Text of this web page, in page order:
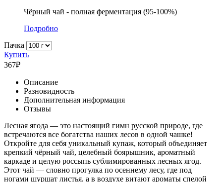
Чёрный чай - полная ферментация (95-100%)
Подробно
Пачка
Купить
367₽
Описание
Разновидность
Дополнительная информация
Отзывы
Лесная ягода — это настоящий гимн русской природе, где
встречаются все богатства наших лесов в одной чашке!
Откройте для себя уникальный купаж, который объединяет
крепкий чёрный чай, целебный боярышник, ароматный
каркаде и целую россыпь сублимированных лесных ягод.
Этот чай — словно прогулка по осеннему лесу, где под
ногами шуршат листья, а в воздухе витают ароматы спелой